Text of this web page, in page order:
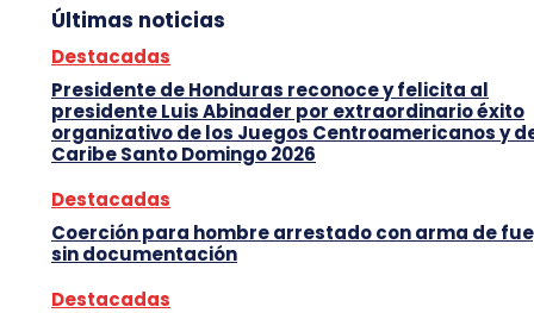
Últimas noticias
Destacadas
Presidente de Honduras reconoce y felicita al
presidente Luis Abinader por extraordinario éxito
organizativo de los Juegos Centroamericanos y
Caribe Santo Domingo 2026
Destacadas
Coerción para hombre arrestado con arma de
sin documentación
Destacadas